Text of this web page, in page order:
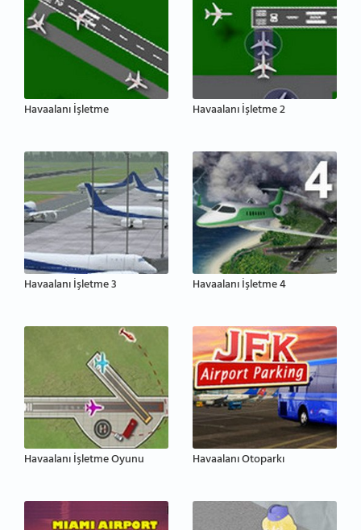
Havaalanı İşletme Havaalanı İşletme 2
Havaalanı İşletme 3 Havaalanı İşletme 4
Havaalanı İşletme Oyunu Havaalanı Otoparkı